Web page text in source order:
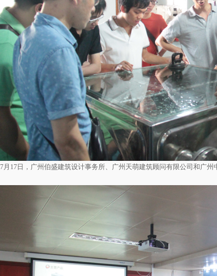
7月17日，广州伯盛建筑设计事务所、广州天萌建筑顾问有限公司和广